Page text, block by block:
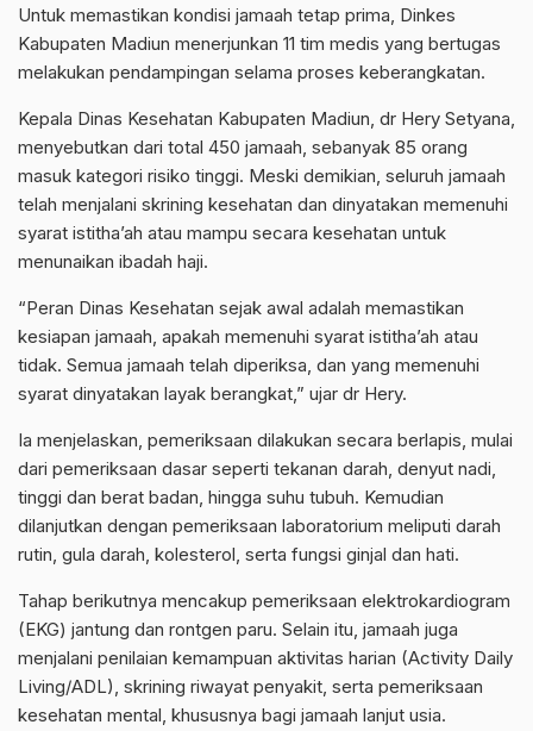
Untuk memastikan kondisi jamaah tetap prima, Dinkes
Kabupaten Madiun menerjunkan 11 tim medis yang bertugas
melakukan pendampingan selama proses keberangkatan.
Kepala Dinas Kesehatan Kabupaten Madiun, dr Hery Setyana,
menyebutkan dari total 450 jamaah, sebanyak 85 orang
masuk kategori risiko tinggi. Meski demikian, seluruh jamaah
telah menjalani skrining kesehatan dan dinyatakan memenuhi
syarat istitha’ah atau mampu secara kesehatan untuk
menunaikan ibadah haji.
“Peran Dinas Kesehatan sejak awal adalah memastikan
kesiapan jamaah, apakah memenuhi syarat istitha’ah atau
tidak. Semua jamaah telah diperiksa, dan yang memenuhi
syarat dinyatakan layak berangkat,” ujar dr Hery.
Ia menjelaskan, pemeriksaan dilakukan secara berlapis, mulai
dari pemeriksaan dasar seperti tekanan darah, denyut nadi,
tinggi dan berat badan, hingga suhu tubuh. Kemudian
dilanjutkan dengan pemeriksaan laboratorium meliputi darah
rutin, gula darah, kolesterol, serta fungsi ginjal dan hati.
Tahap berikutnya mencakup pemeriksaan elektrokardiogram
(EKG) jantung dan rontgen paru. Selain itu, jamaah juga
menjalani penilaian kemampuan aktivitas harian (Activity Daily
Living/ADL), skrining riwayat penyakit, serta pemeriksaan
kesehatan mental, khususnya bagi jamaah lanjut usia.